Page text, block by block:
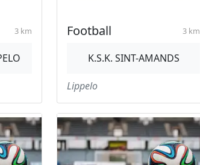
3 km Football 3 km
K.S.K. SINT-AMANDS
Lippelo